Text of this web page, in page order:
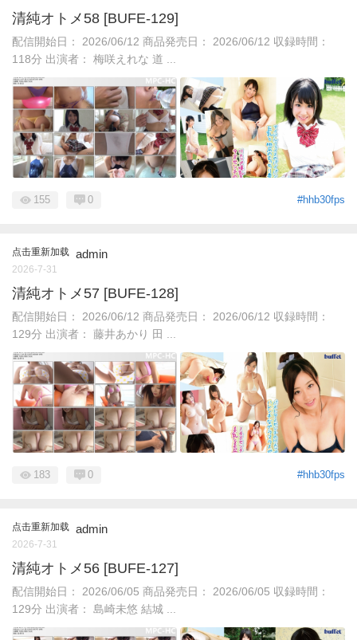
清純オトメ58 [BUFE-129]
配信開始日： 2026/06/12 商品発売日： 2026/06/12 収録時間：
118分 出演者： 梅咲えれな 道 ...
#hhb30fps
155 0
点击重新加载 admin
2026-7-31
清純オトメ57 [BUFE-128]
配信開始日： 2026/06/12 商品発売日： 2026/06/12 収録時間：
129分 出演者： 藤井あかり 田 ...
#hhb30fps
183 0
点击重新加载 admin
2026-7-31
清純オトメ56 [BUFE-127]
配信開始日： 2026/06/05 商品発売日： 2026/06/05 収録時間：
129分 出演者： 島崎未悠 結城 ...